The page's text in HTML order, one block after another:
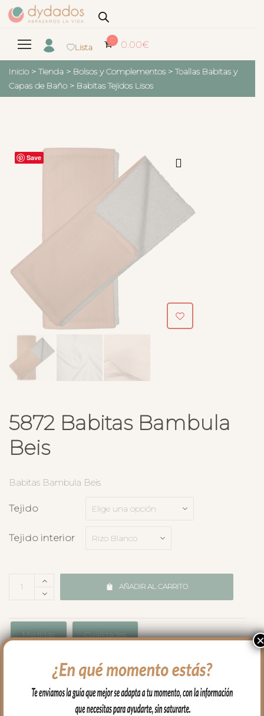
Lista
0 0.00€
Inicio > Tienda > Bolsos y Complementos > Toallas Babitas y
Capas de Baño > Babitas Tejidos Lisos
Save
5872 Babitas Bambula
Beis
Babitas Bambula Beis
Tejido
Tejido interior
AÑADIR AL CARRITO
Medidas Cualidades
Envíos y Devoluciones
×